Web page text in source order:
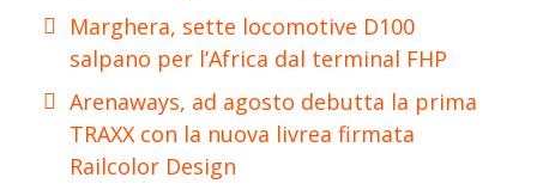
Marghera, sette locomotive D100
salpano per l’Africa dal terminal FHP
Arenaways, ad agosto debutta la prima
TRAXX con la nuova livrea firmata
Railcolor Design